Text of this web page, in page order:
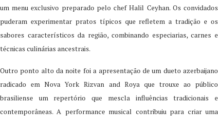
um menu exclusivo preparado pelo chef Halil Ceyhan. Os convidados
puderam experimentar pratos típicos que refletem a tradição e os
sabores característicos da região, combinando especiarias, carnes e
técnicas culinárias ancestrais.
Outro ponto alto da noite foi a apresentação de um dueto azerbaijano
radicado em Nova York Rizvan and Roya que trouxe ao público
brasiliense um repertório que mescla influências tradicionais e
contemporâneas. A performance musical contribuiu para criar uma